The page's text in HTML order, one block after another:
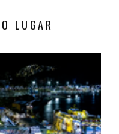
LUGAR